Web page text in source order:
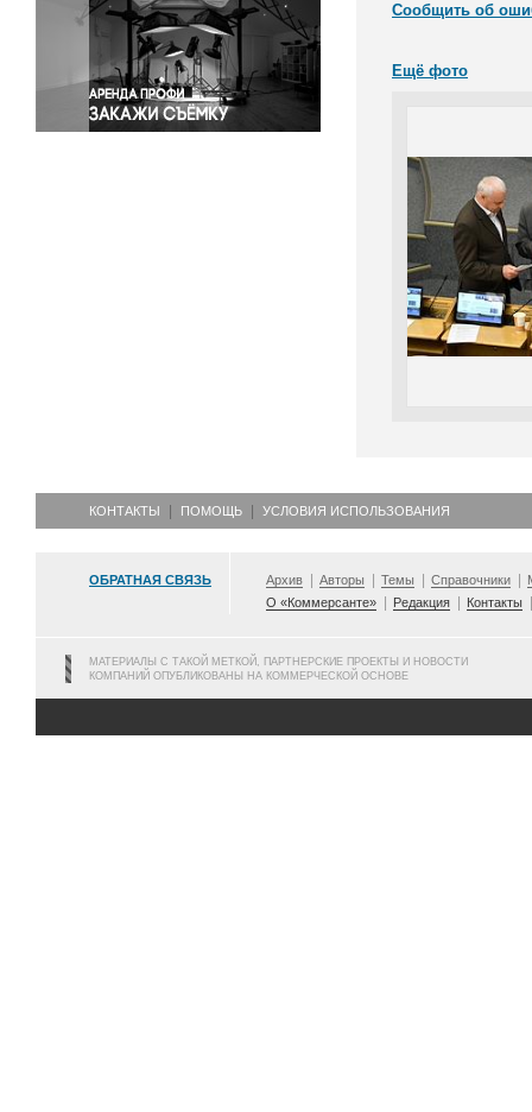
Спорт
Экология
Экономика и бизнес
Сообщить об
Ещё фото
КОНТАКТЫ ПОМОЩЬ УСЛОВИЯ ИСПОЛЬЗОВАНИЯ
ОБРАТНАЯ СВЯЗЬ Архив Авторы Темы Справочники
О «Коммерсанте»
Редакция Контакты
МАТЕРИАЛЫ С ТАКОЙ МЕТКОЙ, ПАРТНЕРСКИЕ ПРОЕКТЫ И НОВОСТИ
КОМПАНИЙ ОПУБЛИКОВАНЫ НА КОММЕРЧЕСКОЙ ОСНОВЕ